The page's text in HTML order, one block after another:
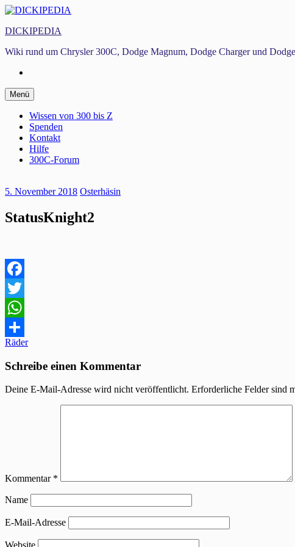
Zum
springen
DICKIPEDIA
Wiki rund um Chrysler 300C, Dodge Magnum, Dodge Charger und
Menü Zum
Inhalt
springen
Wissen von 300 bis Z
Spenden
Kontakt
Hilfe
300C-Forum
5. November 2018 Osterhäsin
StatusKnight2
Facebook
Twitter
WhatsApp
Teilen
Beitragsnavigation
Räder
Schreibe einen Kommentar
Deine E-Mail-Adresse wird nicht veröffentlicht. Erforderliche Felder sind
Kommentar *
Name
E-Mail-Adresse